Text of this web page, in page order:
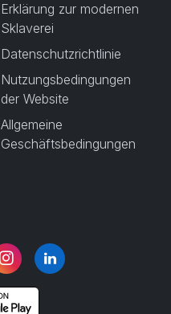
Erklärung zur modernen
Sklaverei
Datenschutzrichtlinie
Nutzungsbedingungen
der Website
Allgemeine
Geschäftsbedingungen